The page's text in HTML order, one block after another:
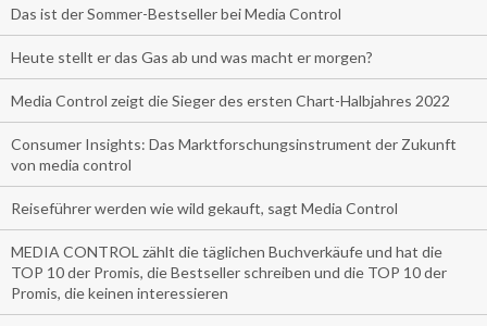
Das ist der Sommer-Bestseller bei Media Control
Heute stellt er das Gas ab und was macht er morgen?
Media Control zeigt die Sieger des ersten Chart-Halbjahres 2022
Consumer Insights: Das Marktforschungsinstrument der Zukunft
von media control
Reiseführer werden wie wild gekauft, sagt Media Control
MEDIA CONTROL zählt die täglichen Buchverkäufe und hat die
TOP 10 der Promis, die Bestseller schreiben und die TOP 10 der
Promis, die keinen interessieren